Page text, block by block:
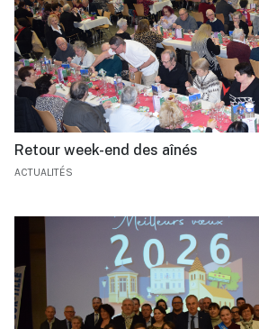
Retour week-end des aînés
ACTUALITÉS